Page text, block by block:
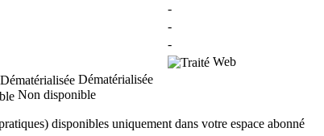
-
-
-
Web
Dématérialisée
Non disponible
disponibles uniquement dans votre espace abonné